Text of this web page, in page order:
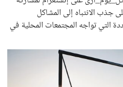
جذب الانتباه إلى المشاكل
التي تواجه المجتمعات المحلية في